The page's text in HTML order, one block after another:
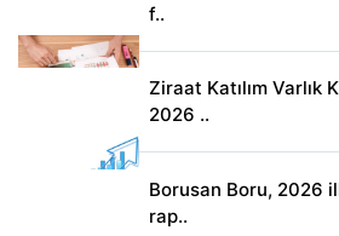
f..
Ziraat Katılım Varlık
2026 ..
Borusan Boru, 2026
rap..